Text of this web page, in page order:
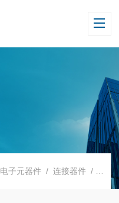
电子元器件 /连接器件 / QFM100-0570-25AA95 高频测试插座 E-TEC